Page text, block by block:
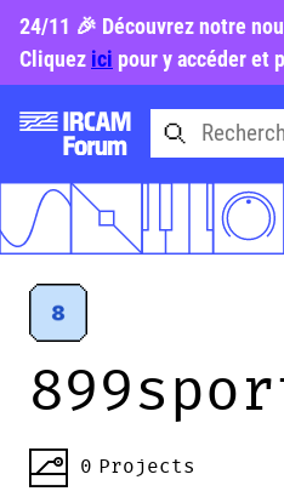
24/11 🎉 Découvrez notre
Cliquez ici pour y accéder et
0 Projects